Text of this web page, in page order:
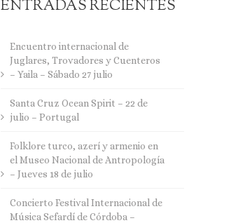
ENTRADAS RECIENTES
Encuentro internacional de
Juglares, Trovadores y Cuenteros
– Yaila – Sábado 27 julio
Santa Cruz Ocean Spirit – 22 de
julio – Portugal
Folklore turco, azerí y armenio en
el Museo Nacional de Antropología
– Jueves 18 de julio
Concierto Festival Internacional de
Música Sefardí de Córdoba –